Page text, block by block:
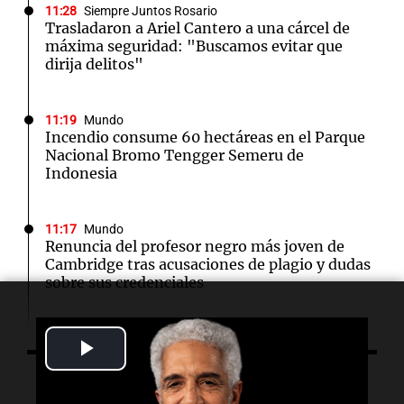
Play
Video
11:28 Siempre Juntos Rosario
Trasladaron a Ariel Cantero a una cárcel de
máxima seguridad: "Buscamos evitar que
dirija delitos"
11:19 Mundo
Incendio consume 60 hectáreas en el Parque
Nacional Bromo Tengger Semeru de
Indonesia
11:17 Mundo
Renuncia del profesor negro más joven de
Cambridge tras acusaciones de plagio y dudas
sobre sus credenciales
11:07 Mundo
Nuevas regulaciones en Pakistán generan
controversia entre medios internacionales y
defensores de la prensa
Escuchá lo último